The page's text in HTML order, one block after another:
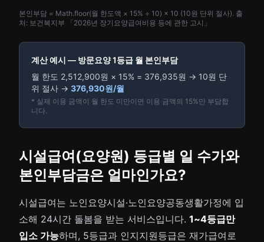
본인부담 = Math.floor(월 한도액 × 15% ÷ 10) × 10 (10원 단위 절사). 출
처: 보건복지부 「2026년 장기요양급여비용 등에 관한 고시」
계산 예시 — 방문요양 1등급 월 본인부담
월 한도 2,512,900원 × 15% = 376,935원 → 10원 단
위 절사 → 376,930원/월
* 실제 이용 금액이 월 한도 미만이면 이용 금액의 15%만 부담합
니다.
시설급여(요양원) 등급별 일 수가와
본인부담금은 얼마인가요?
시설급여는 노인요양시설·노인요양공동생활가정에 입
소해 24시간 돌봄을 받는 서비스입니다. 1~4등급만
입소 가능하며, 5등급과 인지지원등급은 재가급여로